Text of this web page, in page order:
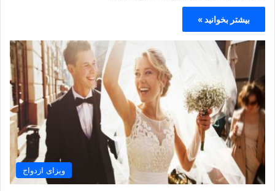
بیشتر بخوانید »
ویزای ازدواج